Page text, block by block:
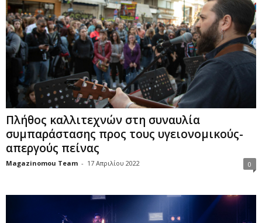
Πλήθος καλλιτεχνών στη συναυλία
συμπαράστασης προς τους υγειονομικούς-
απεργούς πείνας
Magazinomou Team - 17 Απριλίου 2022 0